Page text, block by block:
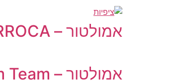
אמולטור – ERROCA
אמולטור – Malam Team